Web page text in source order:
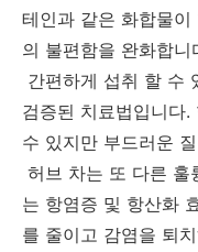
테인과 같은 화합물
의 불편함을 완화합니
간편하게 섭취 할 수
검증된 치료법입니다
수 있지만 부드러운
허브 차는 또 다른 훌
는 항염증 및 항산화
를 줄이고 감염을 퇴